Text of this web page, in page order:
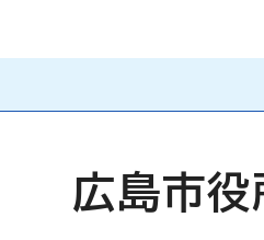
広島市役